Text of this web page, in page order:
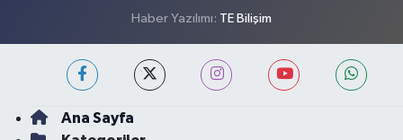
Haber Yazılımı: TE Bilişim
Ana Sayfa